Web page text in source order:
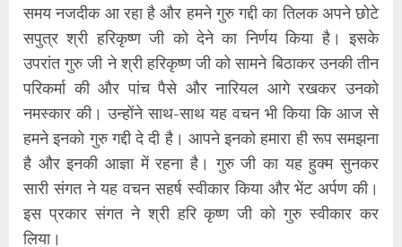
समय नजदीक आ रहा है और हमने गुरु गद्दी का तिलक अपने छोटे
सपुत्र श्री हरिकृष्ण जी को देने का निर्णय किया है। इसके
उपरांत गुरु जी ने श्री हरिकृष्ण जी को सामने बिठाकर उनकी तीन
परिकर्मा की और पांच पैसे और नारियल आगे रखकर उनको
नमस्कार की। उन्होंने साथ-साथ यह वचन भी किया कि आज से
हमने इनको गुरु गद्दी दे दी है। आपने इनको हमारा ही रूप समझना
है और इनकी आज्ञा में रहना है। गुरु जी का यह हुक्म सुनकर
सारी संगत ने यह वचन सहर्ष स्वीकार किया और भेंट अर्पण की।
इस प्रकार संगत ने श्री हरि कृष्ण जी को गुरु स्वीकार कर
लिया।